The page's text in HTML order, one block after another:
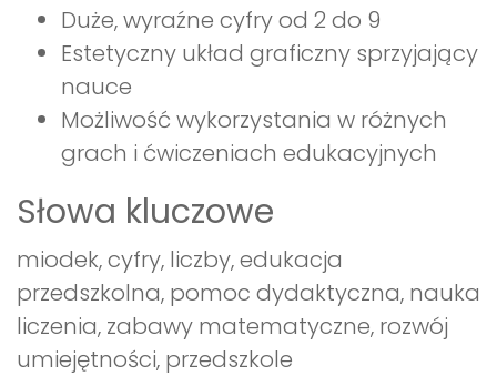
Duże, wyraźne cyfry od 2 do 9
Estetyczny układ graficzny sprzyjający
nauce
Możliwość wykorzystania w różnych
grach i ćwiczeniach edukacyjnych
Słowa kluczowe
miodek, cyfry, liczby, edukacja
przedszkolna, pomoc dydaktyczna, nauka
liczenia, zabawy matematyczne, rozwój
umiejętności, przedszkole